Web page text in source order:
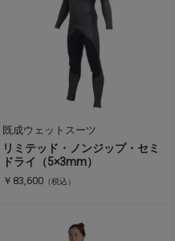
既成ウェットスーツ
リミテッド・ノンジップ・セミ
ドライ（5×3mm）
￥83,600 （税込）